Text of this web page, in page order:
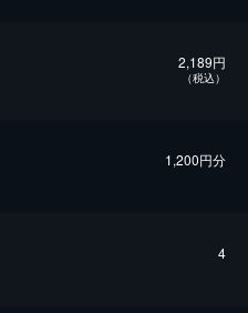
2,189円
（税込）
1,200円分
4